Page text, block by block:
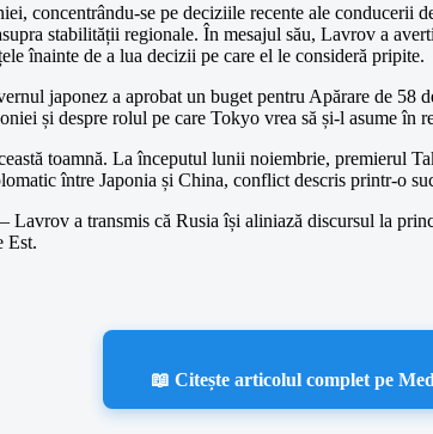
concentrându-se pe deciziile recente ale
stabilității regionale. În mesajul său, Lavrov a
înainte de a lua decizii pe care el le consideră pripite.
japonez a aprobat un buget pentru Apărare de 58
și despre rolul pe care Tokyo vrea să și-l asume în
toamnă. La începutul lunii noiembrie, premierul
între Japonia și China, conflict descris printr-o
Lavrov a transmis că Rusia își aliniază discursul la
Est.
📖 Citește articolul complet pe